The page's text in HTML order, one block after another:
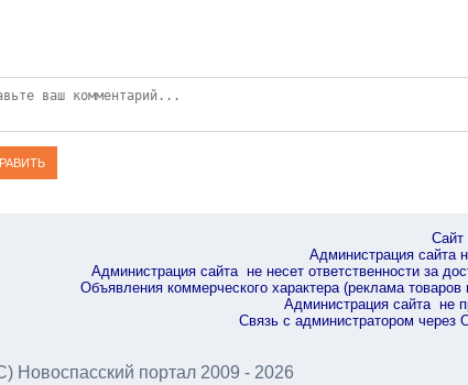
Сайт
Администрация сайта
Администрация сайта не несет ответственности за
Объявления коммерческого характера (реклама
Администрация сайта не
Связь с администратором через
Новоспасский портал 2009 - 2026